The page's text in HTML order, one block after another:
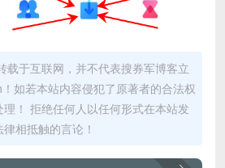
载于互联网，并不代表搜券军博客立
如若本站内容侵犯了原著者的合法权
！ 拒绝任何人以任何形式在本站发
相抵触的言论！